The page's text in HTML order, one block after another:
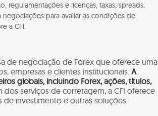
regulamentações e licenças, taxas, spreads,
para avaliar as condições de
a CFI.
de negociação de Forex que oferece uma
empresas e clientes institucionais. A
globais, incluindo Forex, ações, títulos,
dos serviços de corretagem, a CFI oferece
de investimento e outras soluções